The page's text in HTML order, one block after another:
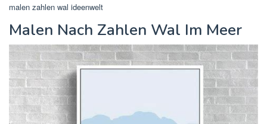
malen zahlen wal ideenwelt
Malen Nach Zahlen Wal Im Meer